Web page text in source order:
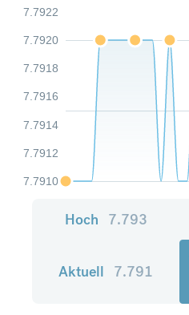
7.7910
7.7912
7.7914
7.7916
7.7918
7.7920
7.7922
Hoch 7.793
Aktuell 7.791